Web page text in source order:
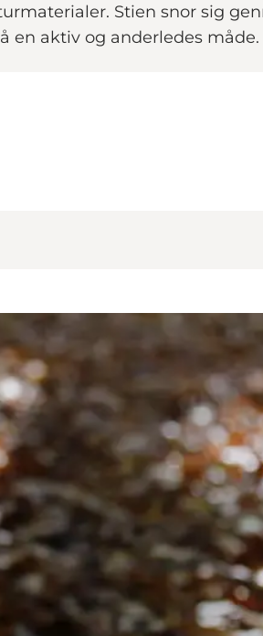
Stien snor sig
en aktiv og anderledes måde.